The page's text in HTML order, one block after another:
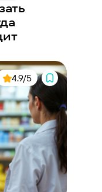
4.9/5